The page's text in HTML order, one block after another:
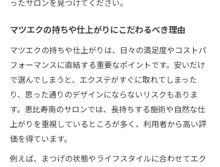
マツエクの持ちや仕上がりにこだわるべき理由
マツエクの持ちや仕上がりは、日々の満足度やコストパ
フォーマンスに直結する重要なポイントです。安いだけ
で選んでしまうと、エクステがすぐに取れてしまった
り、思った通りのデザインにならないリスクもありま
す。恵比寿南のサロンでは、長持ちする施術や自然な仕
上がりを重視しているところが多く、利用者から高い評
価を得ています。
例えば、まつげの状態やライフスタイルに合わせてエク